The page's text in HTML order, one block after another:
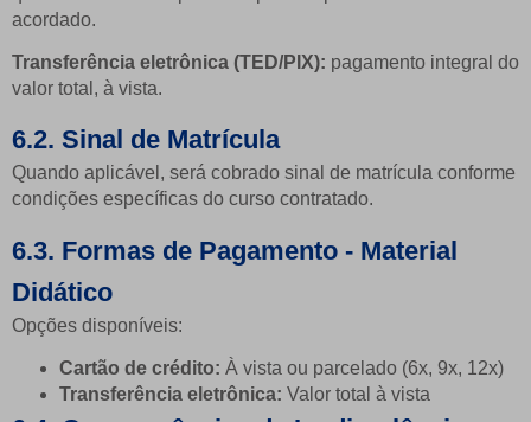
acordado.
Transferência eletrônica (TED/PIX): pagamento integral do
valor total, à vista.
6.2. Sinal de Matrícula
Quando aplicável, será cobrado sinal de matrícula conforme
condições específicas do curso contratado.
6.3. Formas de Pagamento - Material
Didático
Opções disponíveis:
Cartão de crédito: À vista ou parcelado (6x, 9x, 12x)
Transferência eletrônica: Valor total à vista